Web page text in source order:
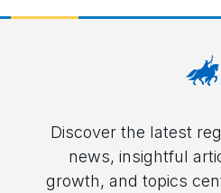
Discover the latest
news, insightful
growth, and topics